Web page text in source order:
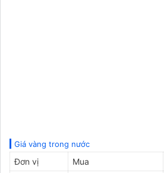
Giá vàng trong nước
Đơn vị Mua